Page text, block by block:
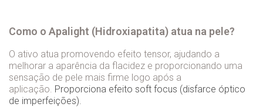
Como o Apalight (Hidroxiapatita) atua na pele?
O ativo atua promovendo efeito tensor, ajudando a
melhorar a aparência da flacidez e proporcionando uma
sensação de pele mais firme logo após a
aplicação. Proporciona efeito soft focus (disfarce óptico
de imperfeições).